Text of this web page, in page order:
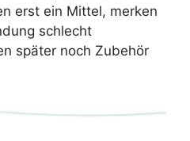
erst ein Mittel, merken
schlecht
später noch Zubehör